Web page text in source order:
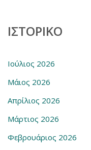
ΙΣΤΟΡΙΚΌ
Ιούλιος 2026
Μάιος 2026
Απρίλιος 2026
Μάρτιος 2026
Φεβρουάριος 2026